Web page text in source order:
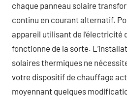
chaque panneau solaire
continu en courant alternatif.
appareil utilisant de l’électricité
fonctionne de la sorte.
solaires thermiques ne
votre dispositif de chauffage
moyennant quelques